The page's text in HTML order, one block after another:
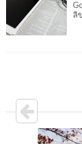
ลิ